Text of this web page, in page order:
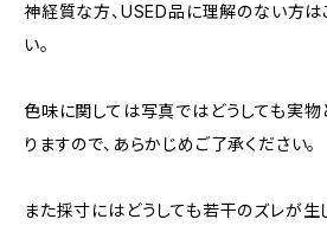
神経質な方、USED品に理解のない方は
い。
色味に関しては写真ではどうしても実
りますので、あらかじめご了承ください。
また採寸にはどうしても若干のズレが